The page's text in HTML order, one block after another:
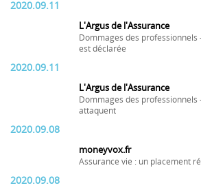
2020.09.11
L'Argus de l'Assurance
Dommages des professionnels
est déclarée
2020.09.11
L'Argus de l'Assurance
Dommages des professionnels
attaquent
2020.09.08
moneyvox.fr
Assurance vie : un placement
2020.09.08